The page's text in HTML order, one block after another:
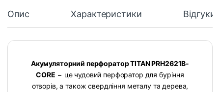
Опис Характеристики Відгуки
Акумуляторний перфоратор TITAN PRH2621B-
CORE – це чудовий перфоратор для буріння
отворів, а також свердління металу та дерева,